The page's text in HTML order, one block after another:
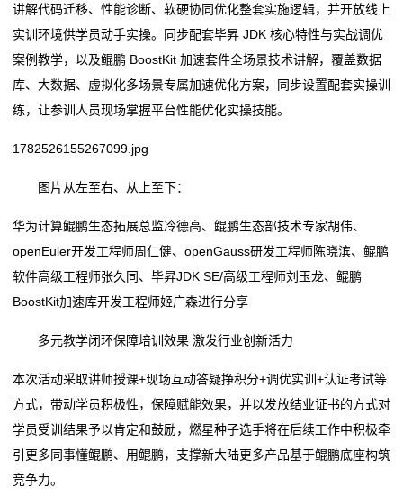
讲解代码迁移、性能诊断、软硬协同优化整套实施逻辑，并开放线上
实训环境供学员动手实操。同步配套毕昇 JDK 核心特性与实战调优
案例教学，以及鲲鹏 BoostKit 加速套件全场景技术讲解，覆盖数据
库、大数据、虚拟化多场景专属加速优化方案，同步设置配套实操训
练，让参训人员现场掌握平台性能优化实操技能。
1782526155267099.jpg
图片从左至右、从上至下：
华为计算鲲鹏生态拓展总监冷德高、鲲鹏生态部技术专家胡伟、
openEuler开发工程师周仁健、openGauss研发工程师陈晓滨、鲲鹏
软件高级工程师张久同、毕昇JDK SE/高级工程师刘玉龙、鲲鹏
BoostKit加速库开发工程师姬广森进行分享
多元教学闭环保障培训效果 激发行业创新活力
本次活动采取讲师授课+现场互动答疑挣积分+调优实训+认证考试等
方式，带动学员积极性，保障赋能效果，并以发放结业证书的方式对
学员受训结果予以肯定和鼓励，燃星种子选手将在后续工作中积极牵
引更多同事懂鲲鹏、用鲲鹏，支撑新大陆更多产品基于鲲鹏底座构筑
竞争力。